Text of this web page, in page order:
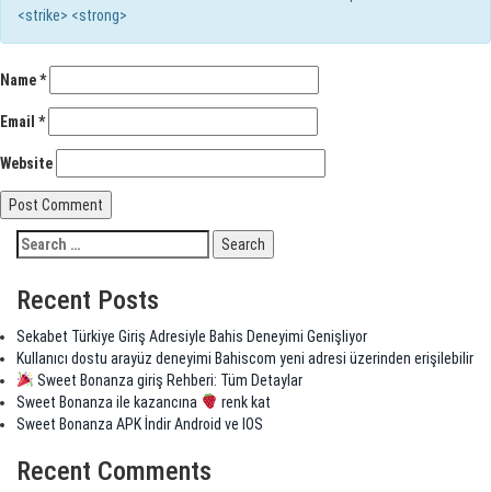
<strike> <strong>
Name*
Email *
Website
Recent Posts
Sekabet Türkiye Giriş Adresiyle Bahis Deneyimi Genişliyor
Kullanıcı dostu arayüz deneyimi Bahiscom yeni adresi üzerinden erişilebilir
Sweet Bonanza giriş Rehberi: Tüm Detaylar
Sweet Bonanza ile kazancına
renk kat
Sweet Bonanza APK İndir Android ve IOS
Recent Comments